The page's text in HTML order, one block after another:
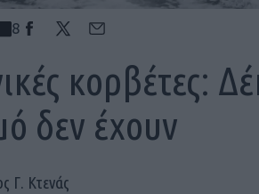
8
κορβέτες:
δεν έχουν
Γ. Κτενάς